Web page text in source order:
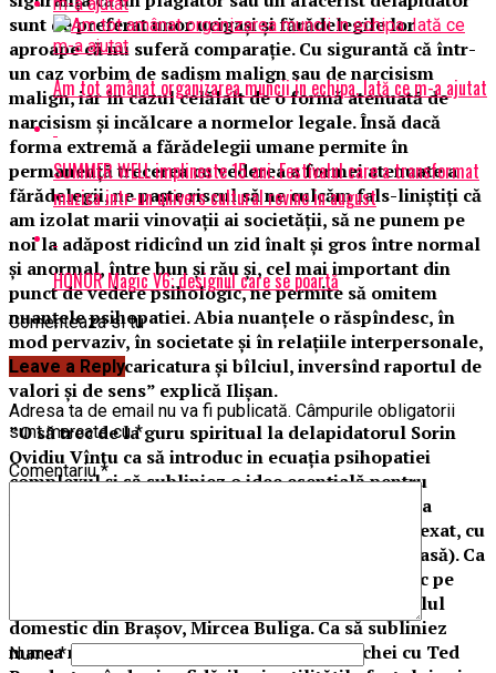
sunt de preferat unor ucigași și fărădelegile lor
aproape că nu suferă comparație. Cu sigurantă că într-
un caz vorbim de sadism malign sau de narcisism
malign, iar în cazul celălalt de o formă atenuată de
narcisism și incălcare a normelor legale. Însă dacă
forma extremă a fărădelegii umane permite în
permanență trecerea cu vederea a formei atenuate a
fărădelegii, ne paște riscul să ne culcăm fals-liniștiți că
am izolat marii vinovații ai societății, să ne punem pe
noi la adăpost ridicînd un zid înalt și gros între normal
și anormal, între bun și rău și, cel mai important din
punct de vedere psihologic, ne permite să omitem
nuanțele psihopatiei. Abia nuanțele o răspîndesc, în
mod pervaziv, în societate și în relațiile interpersonale,
generalizînd caricatura și bîlciul, inversînd raportul de
valori și de sens” explică Ilișan.
”O să trec de la guru spiritual la delapidatorul Sorin
Ovidiu Vîntu ca să introduc in ecuația psihopatiei
complexul și să subliniez o idee esențială pentru
psihopatie: psihopatul nu poate trăi autentic vina
fiindcă e un mare complexat. Cu cît e mai complexat, cu
atît psihopatia e mai periculoasă (și mai insiduoasă). Ca
să evidențiez ideea de complex, o să îi pomenesc pe
omul de afaceri Sorin Ovidiu Vîntu și pe criminalul
domestic din Brașov, Mircea Buliga. Ca să subliniez
marea nevinovație a psihopatului, o să închei cu Ted
Am tot amânat organizarea muncii in echipa. Iată ce m-a ajutat
SUMMER WELL implineste 15 ani. Festivalul care a transformat
muzica intr-un univers cultural revine in august
HONOR Magic V6: designul care se poartă
Comenteaza si tu
Leave a Reply
Adresa ta de email nu va fi publicată. Câmpurile obligatorii
sunt marcate cu*
Comentariu*
Nume*